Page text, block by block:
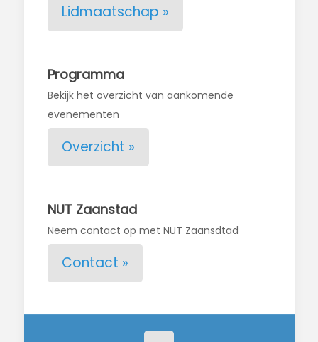
Lidmaatschap »
Programma
Bekijk het overzicht van aankomende
evenementen
Overzicht »
NUT Zaanstad
Neem contact op met NUT Zaansdtad
Contact »